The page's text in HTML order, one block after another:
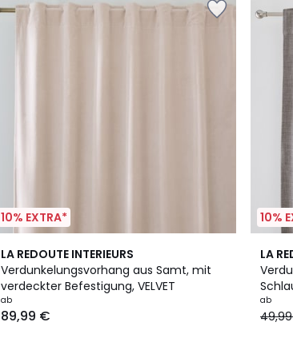
10% EXTRA*
LA REDOUTE INTERIEURS
Verdunkelungsvorhang aus Samt, mit
verdeckter Befestigung, VELVET
ab
89,99 €
4
Farben
10%
LA
ab
4,3
/ 5
4